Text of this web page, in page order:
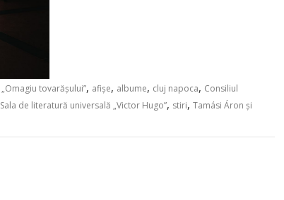
„Omagiu tovarășului”, afișe, albume, cluj napoca, Consiliul
Sala de literatură universală „Victor Hugo”, stiri, Tamási Áron și